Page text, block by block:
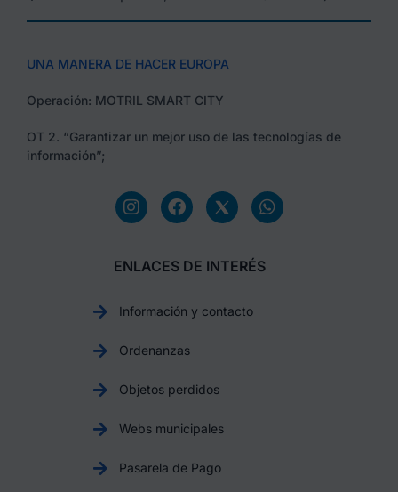
UNA MANERA DE HACER EUROPA
Operación: MOTRIL SMART CITY
OT 2. “Garantizar un mejor uso de las tecnologías de
información”;
ENLACES DE INTERÉS
Información y contacto
Ordenanzas
Objetos perdidos
Webs municipales
Pasarela de Pago